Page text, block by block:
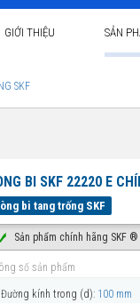
GIỚI THIỆU SẢN
SKF
BI SKF 22220 E
bi tang trống SKF
Sản phẩm chính hãng SKF ®
số sản phẩm
Đường kính trong (d): 100 mm